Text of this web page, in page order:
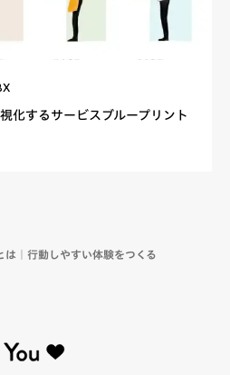
化するサービスブループリント
は｜行動しやすい体験をつくる